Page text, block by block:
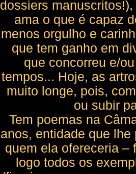
dossiers
ama o que é capaz
menos orgulho e
que tem ganho em
que concorreu e/
tempos... Hoje, as
muito longe, pois,
ou subir
Tem poemas na
anos, entidade que
quem ela ofereceria
logo todos os